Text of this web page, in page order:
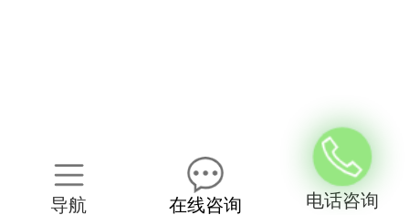
导航 在线咨询 电话咨询